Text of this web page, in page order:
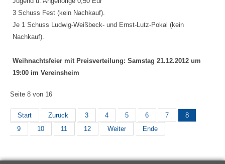
3 Schuss Fest (kein Nachkauf).
Je 1 Schuss Ludwig-Weißbeck- und Ernst-Lutz-Pokal (kein
Nachkauf).
Weihnachtsfeier mit Preisverteilung: Samstag 21.12.2012 um
19:00 im Vereinsheim
Seite 8 von 16
Start Zurück 3 4 5 6 7
8
9
10 11 12 Weiter Ende